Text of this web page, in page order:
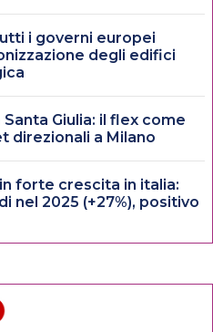
i governi europei
degli edifici
Giulia: il flex come
direzionali a Milano
forte crescita in italia:
nel 2025 (+27%), positivo